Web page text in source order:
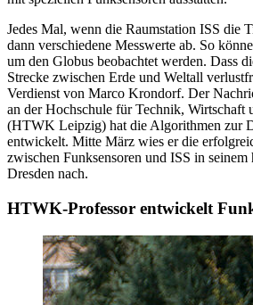
Jedes Mal, wenn die Raumstation ISS die
dann verschiedene Messwerte ab. So
um den Globus beobachtet werden. Dass
Strecke zwischen Erde und Weltall
Verdienst von Marco Krondorf. Der
an der Hochschule für Technik,
(HTWK Leipzig) hat die Algorithmen zur
entwickelt. Mitte März wies er die
zwischen Funksensoren und ISS in seinem
Dresden nach.
HTWK-Professor entwickelt